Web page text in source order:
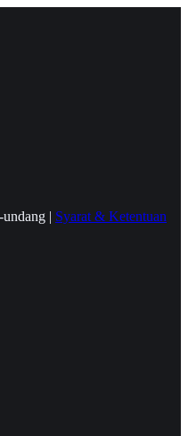
| Syarat & Ketentuan